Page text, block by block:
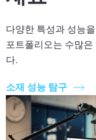
다양한 특성과 성능
포트폴리오는 수많
다.
소재 성능 탐구